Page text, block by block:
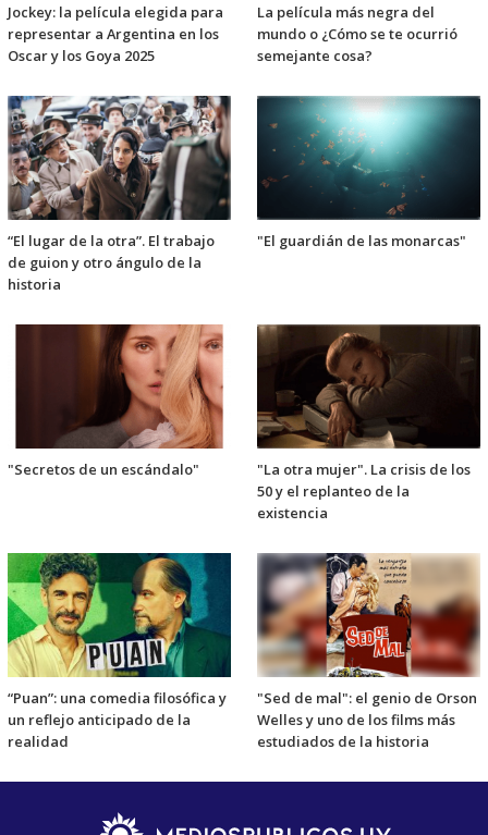
Jockey: la película elegida para
representar a Argentina en los
Oscar y los Goya 2025
La película más negra del
mundo o ¿Cómo se te ocurrió
semejante cosa?
“El lugar de la otra”. El trabajo
de guion y otro ángulo de la
historia
"El guardián de las monarcas"
"Secretos de un escándalo"
"La otra mujer". La crisis de los
50 y el replanteo de la
existencia
“Puan”: una comedia filosófica y
un reflejo anticipado de la
realidad
"Sed de mal": el genio de Orson
Welles y uno de los films más
estudiados de la historia